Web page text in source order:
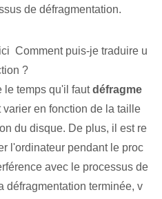
de défragmentation.
Comment puis-je traduire u
?
le temps qu'il fautdéfragme
varier en fonction de la taille
du disque. De plus, il est re
l'ordinateur pendant le proc
avec le processus de
défragmentation terminée, v